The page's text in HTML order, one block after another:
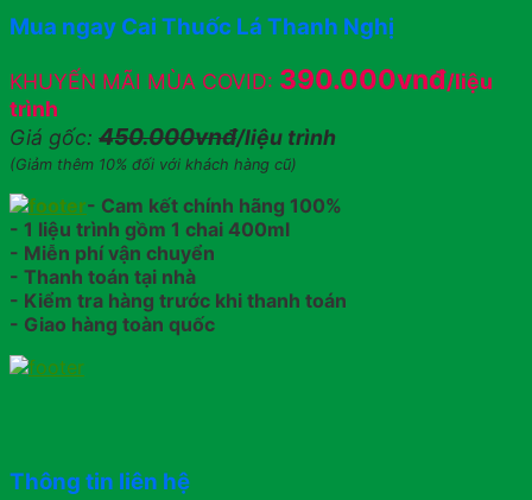
Mua ngay Cai Thuốc Lá Thanh Nghị
KHUYẾN MÃI MÙA COVID: 390.000vnđ/liệu
trình
Giá gốc: 450.000vnđ/liệu trình
(Giảm thêm 10% đối với khách hàng cũ)
- Cam kết chính hãng 100%
- 1 liệu trình gồm 1 chai 400ml
- Miễn phí vận chuyển
- Thanh toán tại nhà
- Kiểm tra hàng trước khi thanh toán
- Giao hàng toàn quốc
Thông tin liên hệ